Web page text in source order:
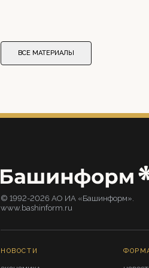
ВСЕ МАТЕРИАЛЫ
© 1992-2026 АО ИА «Башинформ».
www.bashinform.ru
НОВОСТИ